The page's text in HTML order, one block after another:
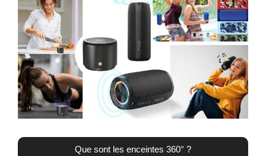
Que sont les enceintes 360° ?